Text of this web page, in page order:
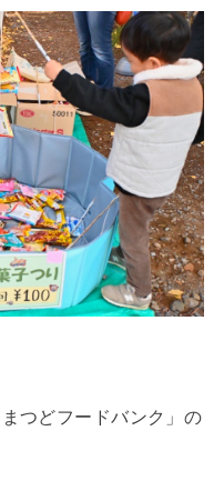
つどフードバンク」の